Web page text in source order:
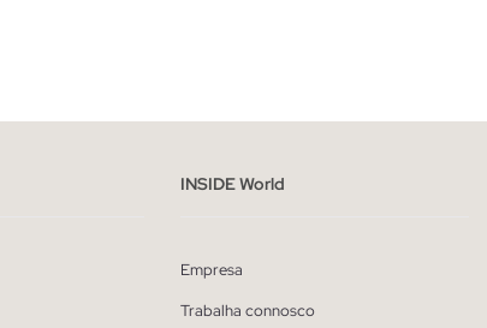
INSIDE World
Empresa
Trabalha connosco